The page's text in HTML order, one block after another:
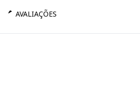
AVALIAÇÕES